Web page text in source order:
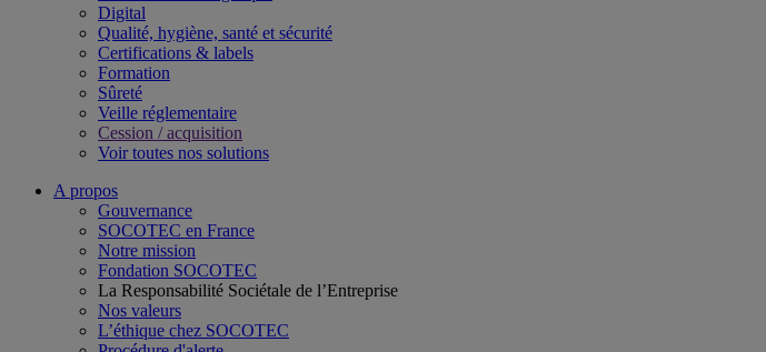
Digital
Qualité, hygiène, santé et sécurité​
Certifications & labels​
Formation​
Sûreté​
Veille réglementaire
Cession / acquisition​
Voir toutes nos solutions
A propos
Gouvernance
SOCOTEC en France
Notre mission
Fondation SOCOTEC
La Responsabilité Sociétale de l’Entreprise
Nos valeurs
L’éthique chez SOCOTEC